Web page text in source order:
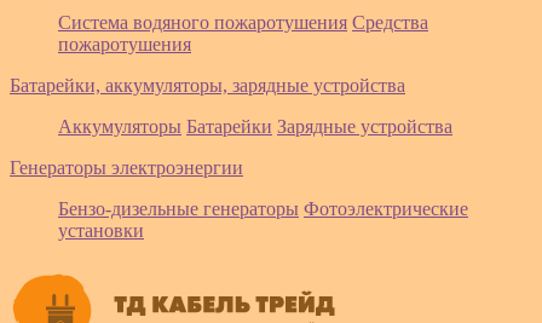
Система водяного пожаротушения Средства
пожаротушения
Батарейки, аккумуляторы, зарядные устройства
Аккумуляторы Батарейки Зарядные устройства
Генераторы электроэнергии
Бензо-дизельные генераторы Фотоэлектрические
установки